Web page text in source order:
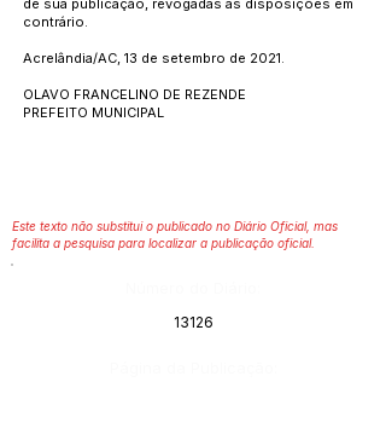
de sua publicação, revogadas as disposições em
contrário.
Acrelândia/AC, 13 de setembro de 2021.
OLAVO FRANCELINO DE REZENDE
PREFEITO MUNICIPAL
Este texto não substitui o publicado no Diário Oficial, mas
facilita a pesquisa para localizar a publicação oficial.
13126